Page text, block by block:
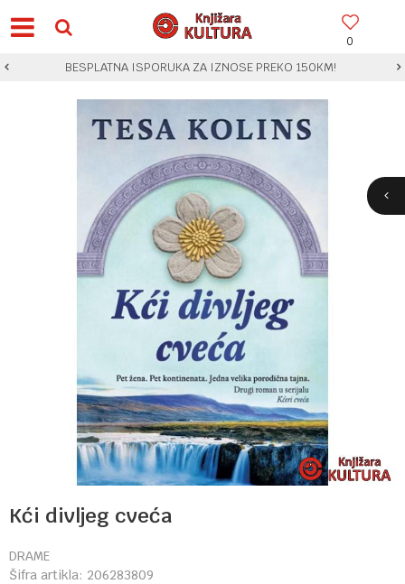
0
BESPLATNA ISPORUKA ZA IZNOSE PREKO 150KM!
Kći divljeg cveća
DRAME
Šifra artikla: 206283809